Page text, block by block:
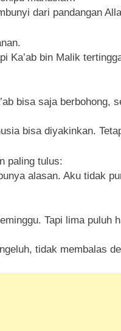
& Loyal
Ago
Muhammas Qasim
yang Tampak
Ago
Ka’ab bin Malik
paling tulus:
alasan. Aku tidak
Tapi lima
tidak membalas